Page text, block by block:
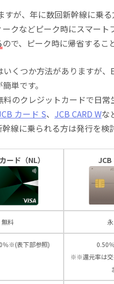
が、年に数回新幹線に乗る
クなどピーク時にスマート
ので、ピーク時に帰省するこ
くつか方法がありますが
単です。
料のクレジットカードで日
カード S、 JCB CARD Wな
線に乗られる方は発行を検
ード（NL） JCB
無料
％※(表下部参照)
0.50
※※還元率は交